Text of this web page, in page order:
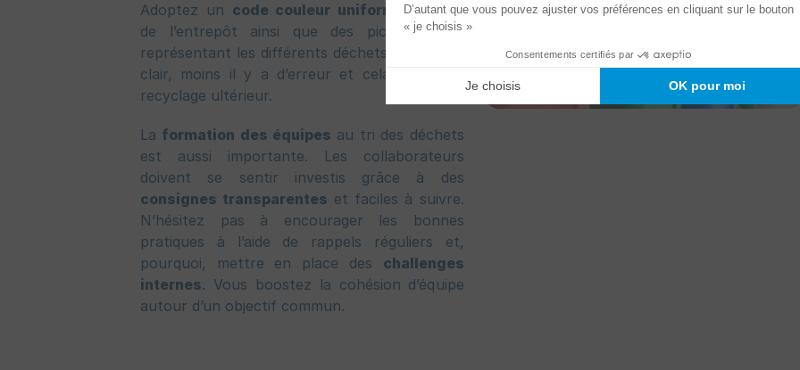
Adoptez un code couleur uniforme au sein
de l’entrepôt ainsi que des pictogrammes
représentant les différents déchets. Plus c’est
clair, moins il y a d’erreur et cela facilite le
recyclage ultérieur.
La formation des équipes au tri des déchets
est aussi importante. Les collaborateurs
doivent se sentir investis grâce à des
consignes transparentes et faciles à suivre.
N’hésitez pas à encourager les bonnes
pratiques à l’aide de rappels réguliers et,
pourquoi, mettre en place des challenges
internes. Vous boostez la cohésion d’équipe
autour d’un objectif commun.